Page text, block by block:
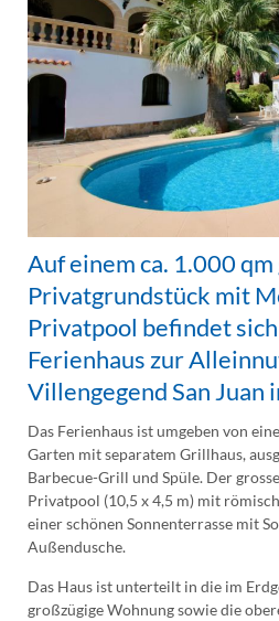
Auf einem ca. 1.000
Privatgrundstück mit
Privatpool befindet
Ferienhaus zur
Villengegend San Juan
Das Ferienhaus ist umgeben von
Garten mit separatem Grillhaus,
Barbecue-Grill und Spüle. Der
Privatpool (10,5 x 4,5 m) mit
einer schönen Sonnenterrasse mit
Außendusche.
Das Haus ist unterteilt in die im
großzügige Wohnung sowie die